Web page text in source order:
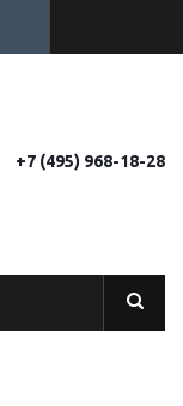
+7 (495) 968-18-28